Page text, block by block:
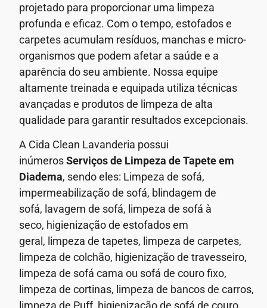
projetado para proporcionar uma limpeza
profunda e eficaz. Com o tempo, estofados e
carpetes acumulam resíduos, manchas e micro-
organismos que podem afetar a saúde e a
aparência do seu ambiente. Nossa equipe
altamente treinada e equipada utiliza técnicas
avançadas e produtos de limpeza de alta
qualidade para garantir resultados excepcionais.
A Cida Clean Lavanderia possui
inúmerosServiços de Limpeza de Tapete em
Diadema, sendo eles: Limpeza de sofá,
impermeabilização de sofá, blindagem de
sofá, lavagem de sofá, limpeza de sofá à
seco, higienização de estofados em
geral, limpeza de tapetes, limpeza de carpetes,
limpeza de colchão, higienização de travesseiro,
limpeza de sofá cama ou sofá de couro fixo,
limpeza de cortinas, limpeza de bancos de carros,
limpeza de Puff, higienização de sofá de couro